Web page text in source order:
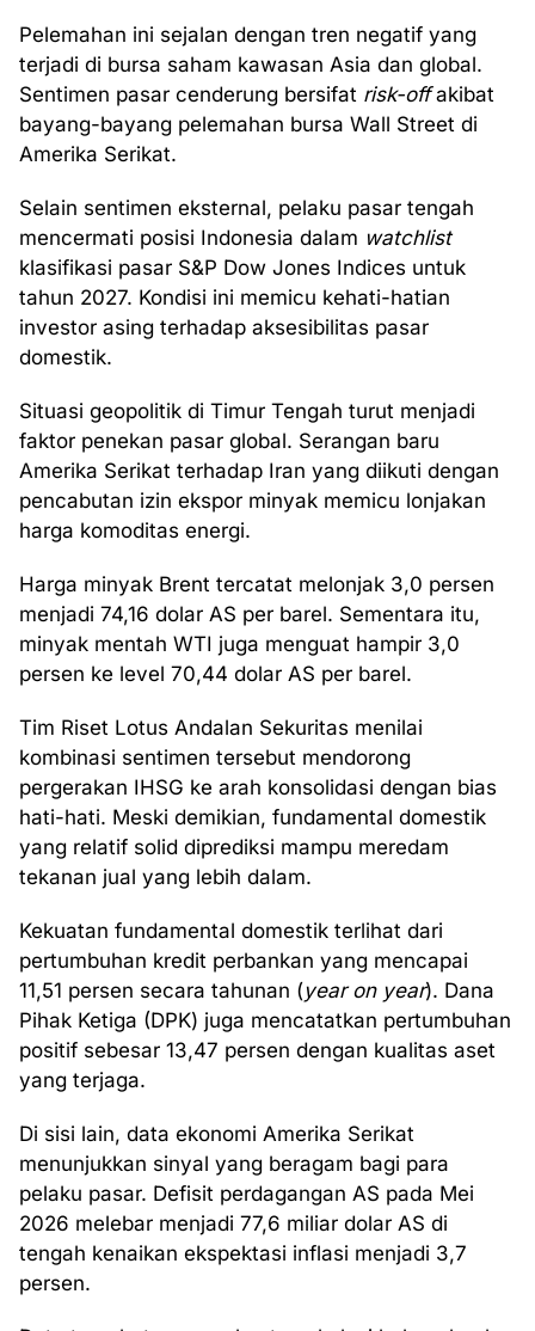
Pelemahan ini sejalan dengan tren negatif yang
terjadi di bursa saham kawasan Asia dan global.
Sentimen pasar cenderung bersifat risk-offakibat
bayang-bayang pelemahan bursa Wall Street di
Amerika Serikat.
Selain sentimen eksternal, pelaku pasar tengah
mencermati posisi Indonesia dalam watchlist
klasifikasi pasar S&P Dow Jones Indices untuk
tahun 2027. Kondisi ini memicu kehati-hatian
investor asing terhadap aksesibilitas pasar
domestik.
Situasi geopolitik di Timur Tengah turut menjadi
faktor penekan pasar global. Serangan baru
Amerika Serikat terhadap Iran yang diikuti dengan
pencabutan izin ekspor minyak memicu lonjakan
harga komoditas energi.
Harga minyak Brent tercatat melonjak 3,0 persen
menjadi 74,16 dolar AS per barel. Sementara itu,
minyak mentah WTI juga menguat hampir 3,0
persen ke level 70,44 dolar AS per barel.
Tim Riset Lotus Andalan Sekuritas menilai
kombinasi sentimen tersebut mendorong
pergerakan IHSG ke arah konsolidasi dengan bias
hati-hati. Meski demikian, fundamental domestik
yang relatif solid diprediksi mampu meredam
tekanan jual yang lebih dalam.
Kekuatan fundamental domestik terlihat dari
pertumbuhan kredit perbankan yang mencapai
11,51 persen secara tahunan (year on year). Dana
Pihak Ketiga (DPK) juga mencatatkan pertumbuhan
positif sebesar 13,47 persen dengan kualitas aset
yang terjaga.
Di sisi lain, data ekonomi Amerika Serikat
menunjukkan sinyal yang beragam bagi para
pelaku pasar. Defisit perdagangan AS pada Mei
2026 melebar menjadi 77,6 miliar dolar AS di
tengah kenaikan ekspektasi inflasi menjadi 3,7
persen.